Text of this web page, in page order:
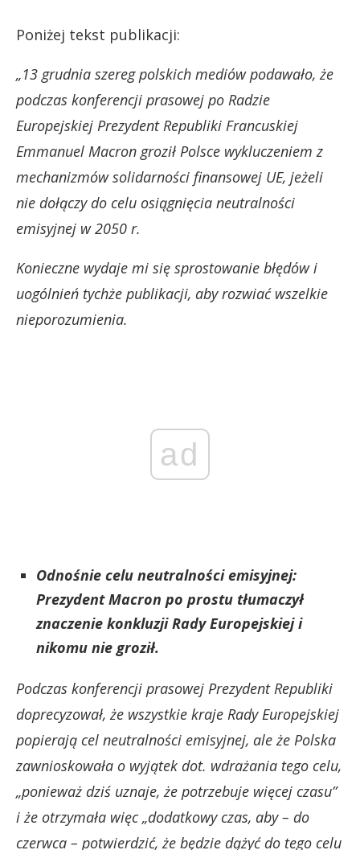
Poniżej tekst publikacji:
„13 grudnia szereg polskich mediów podawało, że
podczas konferencji prasowej po Radzie
Europejskiej Prezydent Republiki Francuskiej
Emmanuel Macron groził Polsce wykluczeniem z
mechanizmów solidarności finansowej UE, jeżeli
nie dołączy do celu osiągnięcia neutralności
emisyjnej w 2050 r.
Konieczne wydaje mi się sprostowanie błędów i
uogólnień tychże publikacji, aby rozwiać wszelkie
nieporozumienia.
ad
Odnośnie celu neutralności emisyjnej:
Prezydent Macron po prostu tłumaczył
znaczenie konkluzji Rady Europejskiej i
nikomu nie groził.
Podczas konferencji prasowej Prezydent Republiki
doprecyzował, że wszystkie kraje Rady Europejskiej
popierają cel neutralności emisyjnej, ale że Polska
zawnioskowała o wyjątek dot. wdrażania tego celu,
„ponieważ dziś uznaje, że potrzebuje więcej czasu”
i że otrzymała więc „dodatkowy czas, aby – do
czerwca – potwierdzić, że będzie dążyć do tego celu